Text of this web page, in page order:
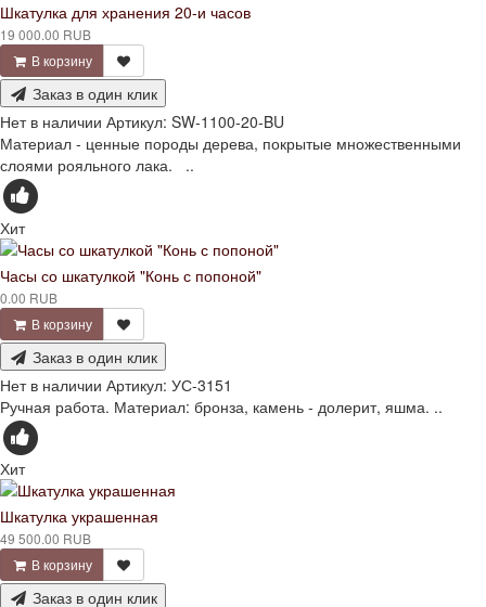
Шкатулка для хранения 20-и часов
19 000.00 RUB
В корзину
Заказ в один клик
Нет в наличии Артикул: SW-1100-20-BU
Материал - ценные породы дерева, покрытые множественными
слоями рояльного лака. ..
Хит
Часы со шкатулкой "Конь с попоной"
0.00 RUB
В корзину
Заказ в один клик
Нет в наличии Артикул: УС-3151
Ручная работа. Материал: бронза, камень - долерит, яшма. ..
Хит
Шкатулка украшенная
49 500.00 RUB
В корзину
Заказ в один клик